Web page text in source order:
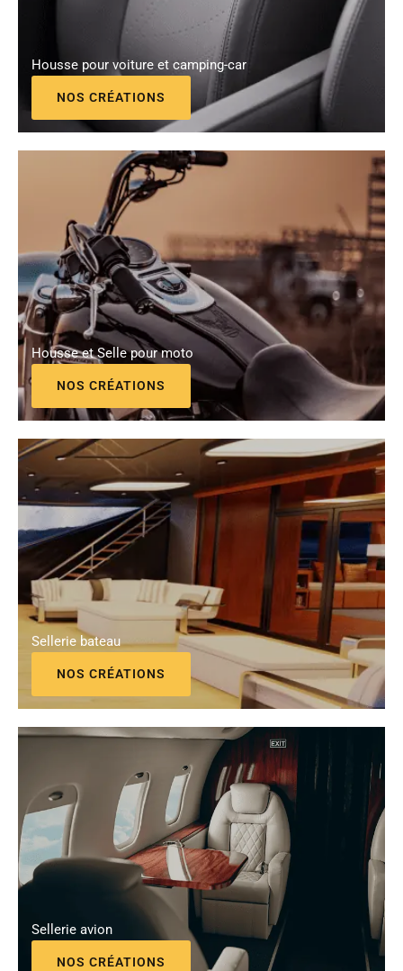
Housse pour voiture et camping-car
NOS CRÉATIONS
Housse et Selle pour moto
NOS CRÉATIONS
Sellerie bateau
NOS CRÉATIONS
Sellerie avion
NOS CRÉATIONS